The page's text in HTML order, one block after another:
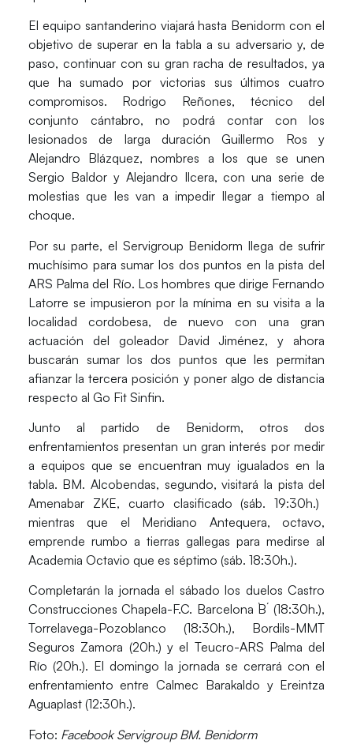
El equipo santanderino viajará hasta Benidorm con el
objetivo de superar en la tabla a su adversario y, de
paso, continuar con su gran racha de resultados, ya
que ha sumado por victorias sus últimos cuatro
compromisos. Rodrigo Reñones, técnico del
conjunto cántabro, no podrá contar con los
lesionados de larga duración Guillermo Ros y
Alejandro Blázquez, nombres a los que se unen
Sergio Baldor y Alejandro Ilcera, con una serie de
molestias que les van a impedir llegar a tiempo al
choque.
Por su parte, el Servigroup Benidorm llega de sufrir
muchísimo para sumar los dos puntos en la pista del
ARS Palma del Río. Los hombres que dirige Fernando
Latorre se impusieron por la mínima en su visita a la
localidad cordobesa, de nuevo con una gran
actuación del goleador David Jiménez, y ahora
buscarán sumar los dos puntos que les permitan
afianzar la tercera posición y poner algo de distancia
respecto al Go Fit Sinfin.
Junto al partido de Benidorm, otros dos
enfrentamientos presentan un gran interés por medir
a equipos que se encuentran muy igualados en la
tabla. BM. Alcobendas, segundo, visitará la pista del
Amenabar ZKE, cuarto clasificado (sáb. 19:30h.)
mientras que el Meridiano Antequera, octavo,
emprende rumbo a tierras gallegas para medirse al
Academia Octavio que es séptimo (sáb. 18:30h.).
Completarán la jornada el sábado los duelosCastro
Construcciones Chapela-F.C. Barcelona `B´ (18:30h.),
Torrelavega-Pozoblanco (18:30h.), Bordils-MMT
Seguros Zamora (20h.) y el Teucro-ARS Palma del
Río (20h.). El domingo la jornada se cerrará con el
enfrentamiento entreCalmec Barakaldo y Ereintza
Aguaplast(12:30h.).
Foto: Facebook Servigroup BM. Benidorm